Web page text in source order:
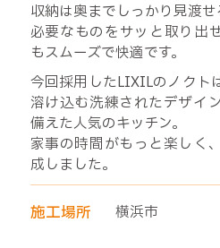
収納は奥までしっかり見渡せ
必要なものをサッと取り出
もスムーズで快適です。
今回採用したLIXILのノクト
溶け込む洗練されたデザイ
備えた人気のキッチン。
家事の時間がもっと楽しく
成しました。
施工場所 横浜市